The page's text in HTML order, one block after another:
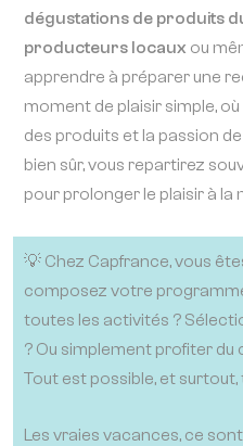
dégustations de produits
producteurs locaux ou
apprendre à préparer une
moment de plaisir simple,
des produits et la passion
bien sûr, vous repartirez
pour prolonger le plaisir à la
💡 Chez Capfrance, vous
composez votre
toutes les activités ?
? Ou simplement profiter
Tout est possible, et
Les vraies vacances, ce